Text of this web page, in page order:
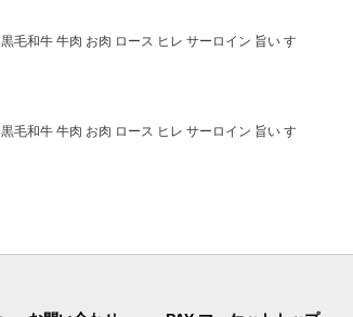
毛和牛 牛肉 お肉 ロース ヒレ サーロイン 旨い す
毛和牛 牛肉 お肉 ロース ヒレ サーロイン 旨い す